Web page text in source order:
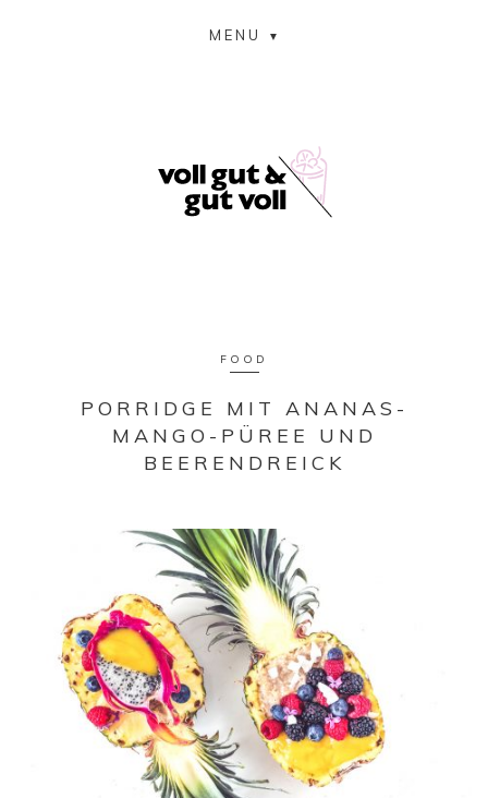
MENU
FOOD
PORRIDGE MIT ANANAS-
MANGO-PÜREE UND
BEERENDREICK